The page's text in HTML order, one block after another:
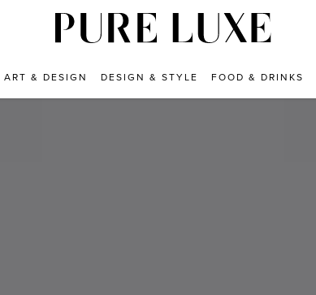
ART & DESIGN DESIGN & STYLE FOOD & DRINKS